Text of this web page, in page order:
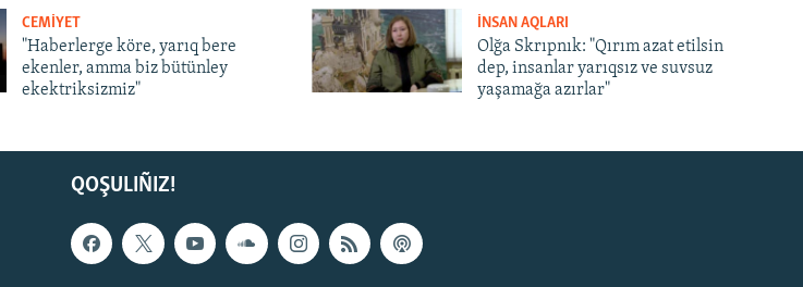
CEMİYET
"Haberlerge köre, yarıq bere
ekenler, amma biz bütünley
ekektriksizmiz"
İNSAN AQLARI
Olğa Skrıpnık: "Qırım azat etilsin
dep, insanlar yarıqsız ve suvsuz
yaşamağa azırlar"
QOŞULIÑIZ!